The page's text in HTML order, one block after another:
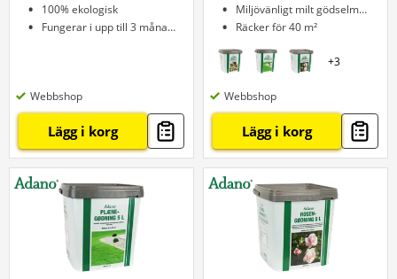
100% ekologisk
Fungerar i upp till 3 månader
Webbshop
Lägg i korg
Miljövänligt milt gödselmedel
Räcker för 40 m²
+3
Webbshop
Lägg i korg